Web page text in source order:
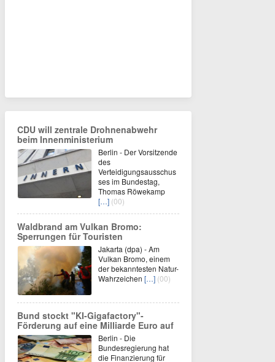
CDU will zentrale Drohnenabwehr
beim Innenministerium
Berlin - Der Vorsitzende
des
Verteidigungsausschus
ses im Bundestag,
Thomas Röwekamp
[…] (00)
Waldbrand am Vulkan Bromo:
Sperrungen für Touristen
Jakarta (dpa) - Am
Vulkan Bromo, einem
der bekanntesten Natur-
Wahrzeichen […] (00)
Bund stockt "KI-Gigafactory"-
Förderung auf eine Milliarde Euro auf
Berlin - Die
Bundesregierung hat
die Finanzierung für